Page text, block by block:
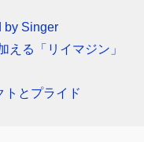
by Singer
える「リイマジン」
トとプライド